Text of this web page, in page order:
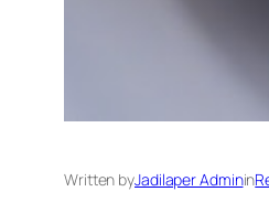
Written byJadilaper Adminin